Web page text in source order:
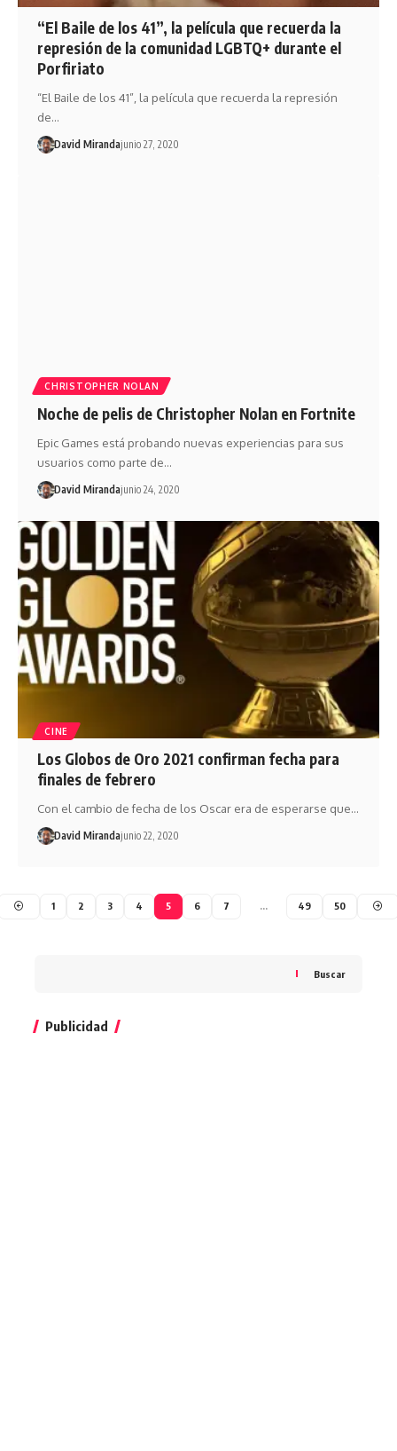
“El Baile de los 41”, la película que recuerda la
represión de la comunidad LGBTQ+ durante el
Porfiriato
“El Baile de los 41”, la película que recuerda la represión
de…
David Mirandajunio 27, 2020
CHRISTOPHER NOLAN
Noche de pelis de Christopher Nolan en Fortnite
Epic Games está probando nuevas experiencias para sus
usuarios como parte de…
David Mirandajunio 24, 2020
CINE
Los Globos de Oro 2021 confirman fecha para
finales de febrero
Con el cambio de fecha de los Oscar era de esperarse que…
David Mirandajunio 22, 2020
1 2 3 4 5 6 7 … 49 50
Buscar
Publicidad